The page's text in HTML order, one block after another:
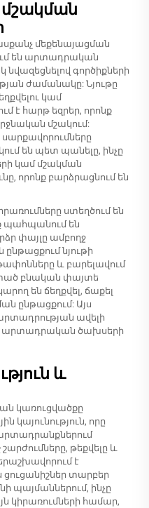
մեքենայացման
են արտադրական
գործիքների
ժամանակը: Նյութը
կամ
է հարթ եզրեր, որոնք
մշակում:
են պետ պանելը, ինչը
կամ մշակման
որոնք բարձրացնում են
ստեղծում են
պահպանում են
փայլը ամբողջ
նյութի
թափոնները և բարելավում
բնական փայտե
են ճեղքվել, ճաքել
ընթացքում: Այս
ավելի
արտադրական ծախսերի
և
կառուցվածքը
կայունություն, որը
թեքվելը և
է
տարբեր
պայմաններում, ինչը
կիրառումների համար,